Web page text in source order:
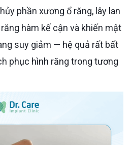
phần xương ổ răng, lây lan
hàm kế cận và khiến mật
suy giảm — hệ quả rất bất
phục hình răng trong tương